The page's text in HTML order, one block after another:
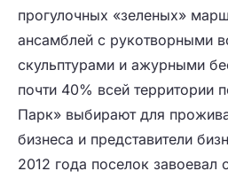
прогулочных «зеленых»
ансамблей с рукотворными
скульптурами и ажурными
почти 40% всей территории
Парк» выбирают для
бизнеса и представители
2012 года поселок